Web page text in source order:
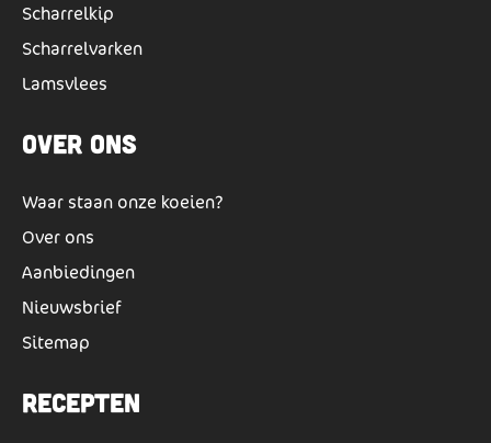
Scharrelkip
Scharrelvarken
Lamsvlees
Over ons
Waar staan onze koeien?
Over ons
Aanbiedingen
Nieuwsbrief
Sitemap
Recepten